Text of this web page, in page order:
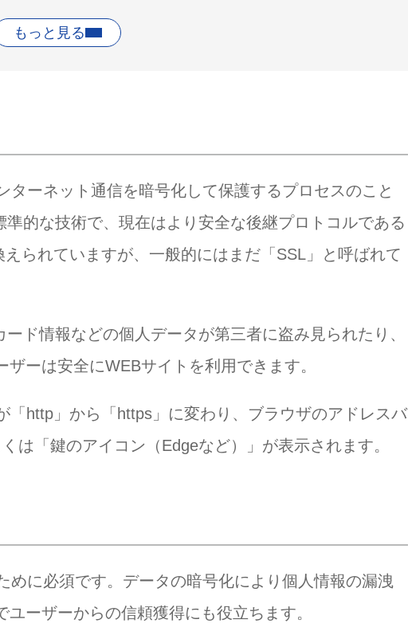
入
を設定
がありますか？
いですか？
ターネット通信を暗号化して保護するプロセスのこと
的な技術で、現在はより安全な後継プロトコルである
られていますが、一般的にはまだ「SSL」と呼ばれて
ド情報などの個人データが第三者に盗み見られたり、
ーは安全にWEBサイトを利用できます。
「http」から「https」に変わり、ブラウザのアドレスバ
は「鍵のアイコン（Edgeなど）」が表示されます。
めに必須です。データの暗号化により個人情報の漏洩
ーザーからの信頼獲得にも役立ちます。